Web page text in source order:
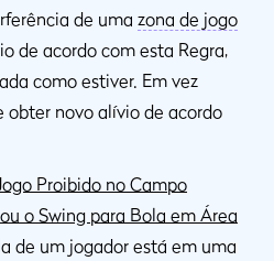
de uma zona de jogo
de acordo com esta Regra,
como estiver. Em vez
obter novo alívio de acordo
Proibido no Campo
o Swing para Bola em Área
de um jogador está em uma